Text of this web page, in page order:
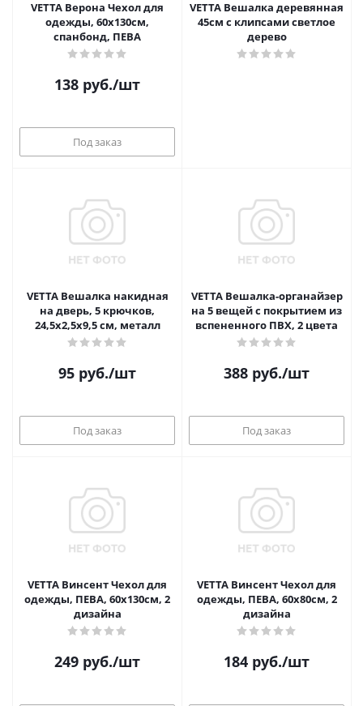
VETTA Верона Чехол для
одежды, 60х130см,
спанбонд, ПЕВА
138 руб./шт
Под заказ
VETTA Вешалка деревянная
45см с клипсами светлое
дерево
VETTA Вешалка накидная
на дверь, 5 крючков,
24,5х2,5х9,5 см, металл
95 руб./шт
Под заказ
VETTA Вешалка-органайзер
на 5 вещей с покрытием из
вспененного ПВХ, 2 цвета
388 руб./шт
Под заказ
VETTA Винсент Чехол для
одежды, ПЕВА, 60х130см, 2
дизайна
249 руб./шт
VETTA Винсент Чехол для
одежды, ПЕВА, 60х80см, 2
дизайна
184 руб./шт